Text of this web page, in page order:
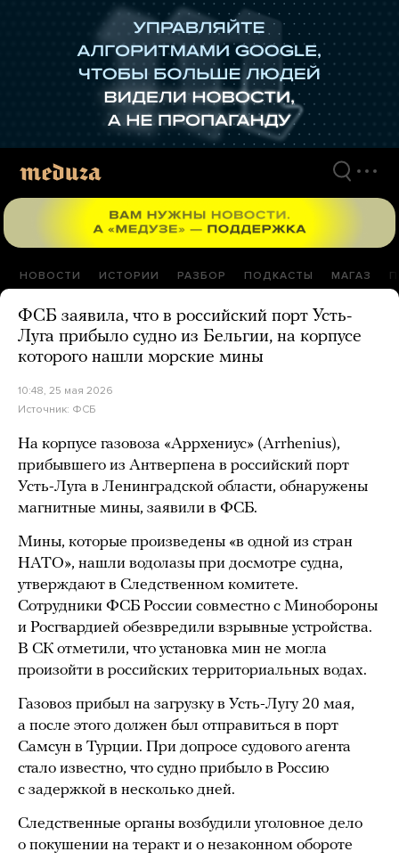
НОВОСТИ ИСТОРИИ РАЗБОР ПОДКАСТЫ МАГАЗ
ФСБ заявила, что в российский порт Усть-
Луга прибыло судно из Бельгии, на корпусе
которого нашли морские мины
10:48, 25 мая 2026
Источник: ФСБ
На корпусе газовоза «Аррхениус» (Arrhenius),
прибывшего из Антверпена в российский порт
Усть-Луга в Ленинградской области, обнаружены
магнитные мины, заявили в ФСБ.
Мины, которые произведены «в одной из стран
НАТО», нашли водолазы при досмотре судна,
утверждают в Следственном комитете.
Сотрудники ФСБ России совместно с Минобороны
и Росгвардией обезвредили взрывные устройства.
В СК отметили, что установка мин не могла
произойти в российских территориальных водах.
Газовоз прибыл на загрузку в Усть-Лугу 20 мая,
а после этого должен был отправиться в порт
Самсун в Турции. При допросе судового агента
стало известно, что судно прибыло в Россию
с задержкой в несколько дней.
Следственные органы возбудили уголовное дело
о покушении на теракт и о незаконном обороте